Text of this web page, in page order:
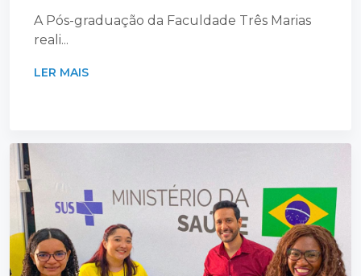
A Pós-graduação da Faculdade Três Marias
reali...
LER MAIS